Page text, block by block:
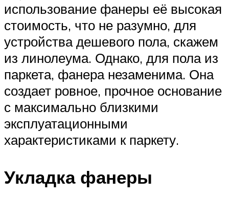
использование фанеры её высокая
стоимость, что не разумно, для
устройства дешевого пола, скажем
из линолеума. Однако, для пола из
паркета, фанера незаменима. Она
создает ровное, прочное основание
с максимально близкими
эксплуатационными
характеристиками к паркету.
Укладка фанеры